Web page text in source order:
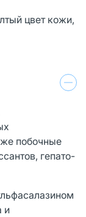
цвет кожи,
побочные
гепато-
и